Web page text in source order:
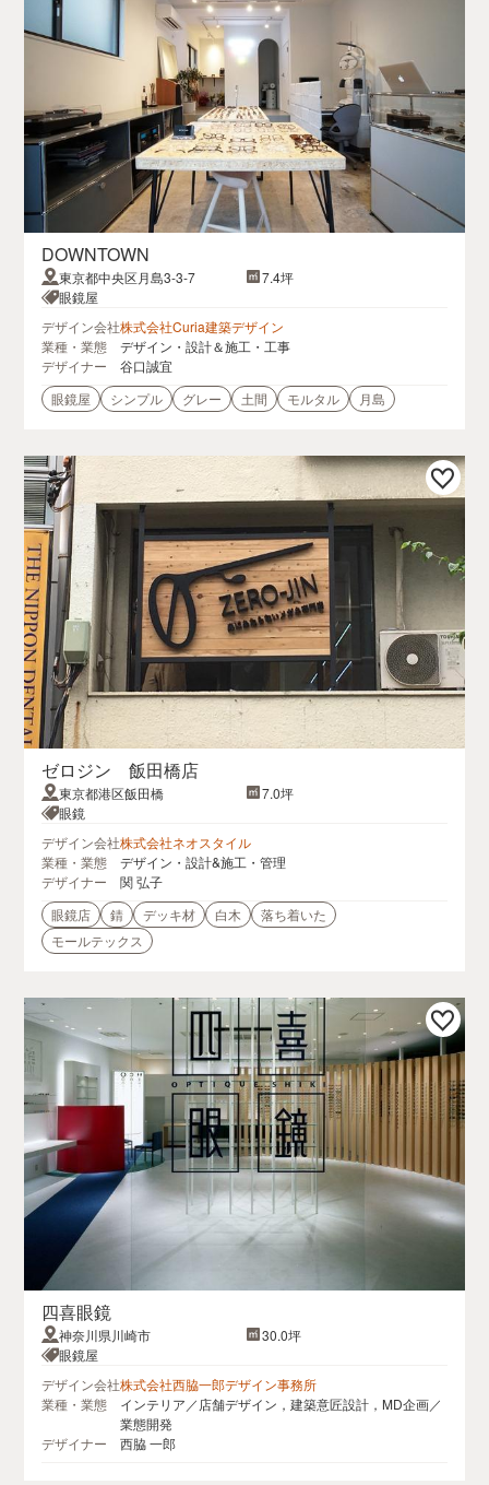
DOWNTOWN
東京都中央区月島3-3-7
7.4坪
眼鏡屋
デザイン会社株式会社Curia建築デザイン
業種・業態
デザイン・設計＆施工・工事
デザイナー
谷口誠宜
眼鏡屋
シンプル グレー 土間 モルタル 月島
ゼロジン 飯田橋店
東京都港区飯田橋
7.0坪
眼鏡
デザイン会社株式会社ネオスタイル
業種・業態
デザイン・設計&施工・管理
デザイナー
関 弘子
眼鏡店
錆 デッキ材 白木
落ち着いた
モールテックス
四喜眼鏡
神奈川県川崎市
30.0坪
眼鏡屋
デザイン会社株式会社西脇一郎デザイン事務所
業種・業態
インテリア／店舗デザイン，建築意匠設計，MD企画／
業態開発
デザイナー
西脇 一郎